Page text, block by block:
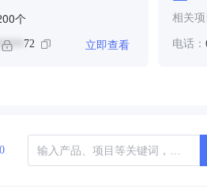
个
72 立即查看
相关项
电话：